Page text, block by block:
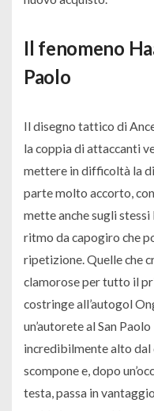
Il fenomeno
Paolo
Il disegno tattico di
la coppia di attaccanti
mettere in difficoltà la
parte molto accorto,
mette anche sugli
ritmo da capogiro che
ripetizione. Quelle che
clamorose per tutto il
costringe all’autogol
un’autorete al San
incredibilmente alto dal
scompone e, dopo
testa, passa in